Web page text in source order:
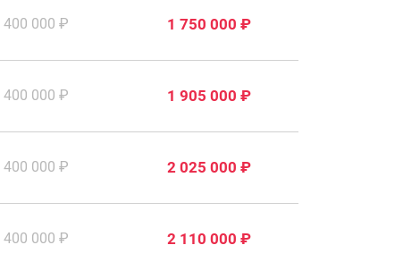
400 000 ₽ 1 750 000 ₽
400 000 ₽ 1 905 000 ₽
400 000 ₽ 2 025 000 ₽
400 000 ₽ 2 110 000 ₽